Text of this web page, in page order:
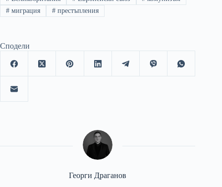
#миграция #престъпления
Сподели
Георги Драганов